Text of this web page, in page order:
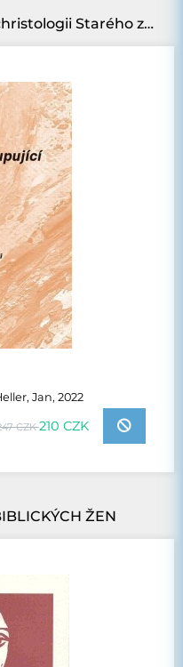
Bůh sestupující / pokus o christologii Starého zákona
Jan, 2022
CZK210 CZK
ŽEN